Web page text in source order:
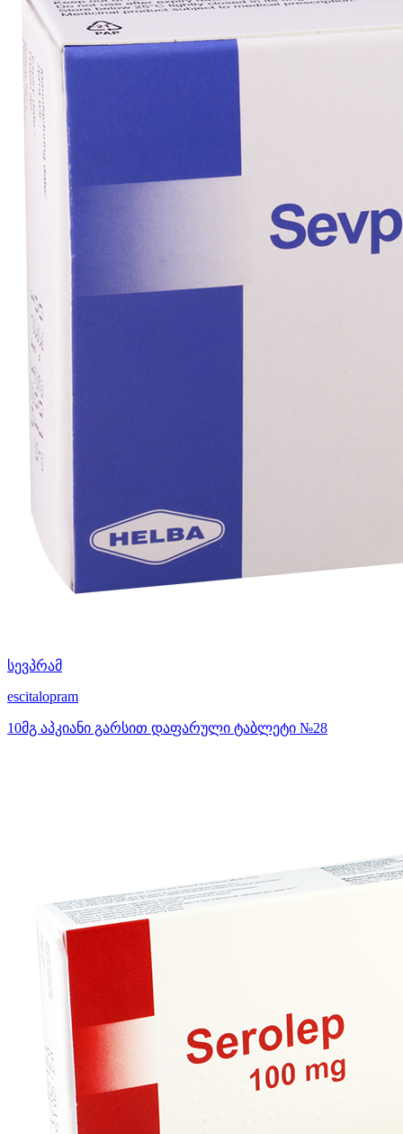
სევპრამ
escitalopram
10მგ აპკიანი გარსით დაფარული ტაბლეტი №28